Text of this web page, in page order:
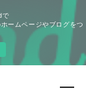
で
ームページやブログをつ